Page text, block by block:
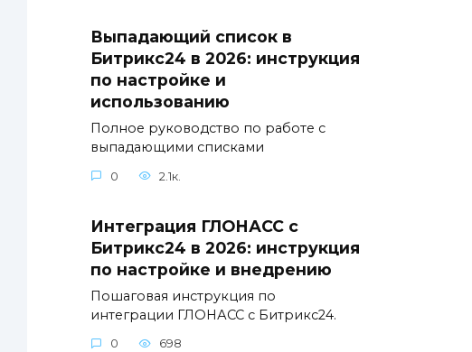
Выпадающий список в
Битрикс24 в 2026: инструкция
по настройке и
использованию
Полное руководство по работе с
выпадающими списками
0 2.1к.
Интеграция ГЛОНАСС с
Битрикс24 в 2026: инструкция
по настройке и внедрению
Пошаговая инструкция по
интеграции ГЛОНАСС с Битрикс24.
0 698